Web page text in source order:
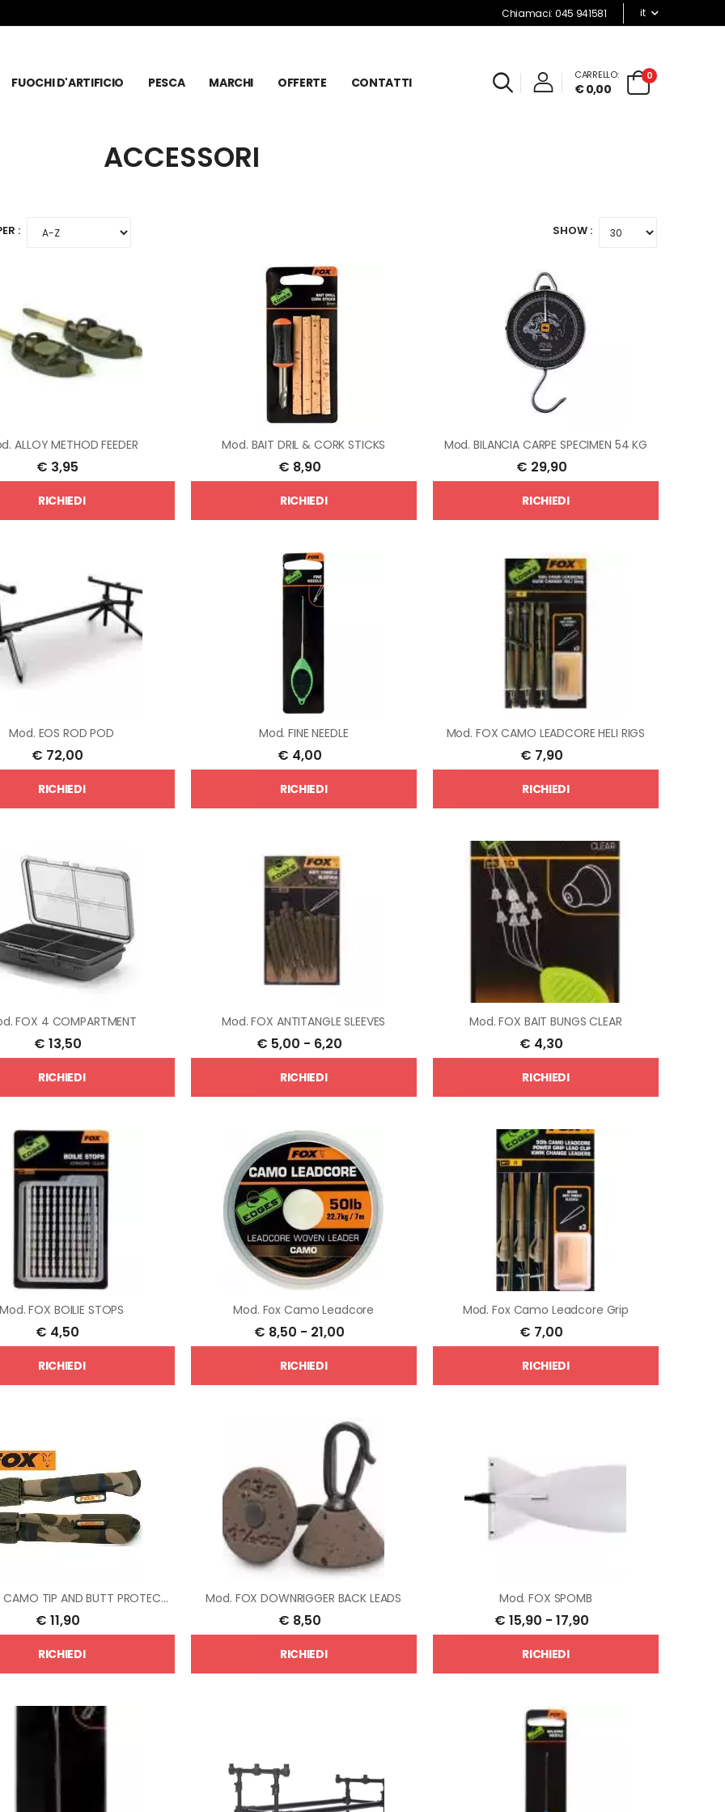
Chiamaci: 045 941581 it
FUOCHI D'ARTIFICIO PESCA MARCHI OFFERTE CONTATTI
CARRELLO:
€ 0,00
0
ACCESSORI
: SHOW :
ALLOY METHOD FEEDER
€ 3,95
RICHIEDI
Mod. BAIT DRIL & CORK STICKS
€ 8,90
RICHIEDI
Mod.BILANCIA CARPE SPECIMEN 54 KG
€ 29,90
RICHIEDI
Mod. EOS ROD POD
€ 72,00
RICHIEDI
Mod.FINE NEEDLE
€ 4,00
RICHIEDI
Mod. FOX CAMO LEADCORE HELI RIGS
€ 7,90
RICHIEDI
FOX 4 COMPARTMENT
€ 13,50
RICHIEDI
Mod.FOX ANTITANGLE SLEEVES
€ 5,00 - 6,20
RICHIEDI
Mod.FOX BAIT BUNGS CLEAR
€ 4,30
RICHIEDI
Mod.FOX BOILIE STOPS
€ 4,50
RICHIEDI
Mod. Fox Camo Leadcore
€ 8,50 - 21,00
RICHIEDI
Mod.Fox Camo Leadcore Grip
€ 7,00
RICHIEDI
TIP AND BUTT PROTECTORS
€ 11,90
RICHIEDI
Mod. FOX DOWNRIGGER BACK LEADS
€ 8,50
RICHIEDI
Mod.FOX SPOMB
€ 15,90 - 17,90
RICHIEDI